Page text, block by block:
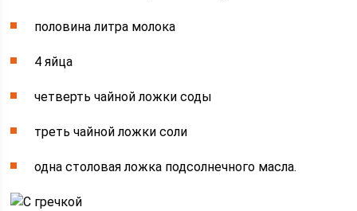
половина литра молока
4 яйца
четверть чайной ложки соды
треть чайной ложки соли
одна столовая ложка подсолнечного масла.